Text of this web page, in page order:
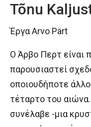
Tõnu
Έργα Arvo Pärt
Ο Άρβο Περτ είναι
παρουσιαστεί
οποιουδήποτε
τέταρτο του
συνέλαβε -μια